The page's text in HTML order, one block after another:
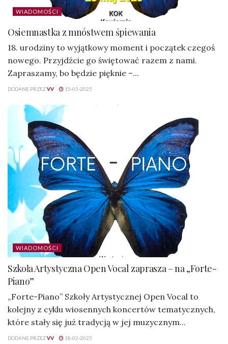
WIADOMOŚCI
Osiemnastka z mnóstwem śpiewania
18. urodziny to wyjątkowy moment i początek czegoś
nowego. Przyjdźcie go świętować razem z nami.
Zapraszamy, bo będzie pięknie –...
DODANE PRZEZVV 15-05-2025
WIADOMOŚCI
Szkoła Artystyczna Open Vocal zaprasza – na „Forte-
Piano”
„Forte-Piano” Szkoły Artystycznej Open Vocal to
kolejny z cyklu wiosennych koncertów tematycznych,
które stały się już tradycją w jej muzycznym...
DODANE PRZEZVV 18-02-2025